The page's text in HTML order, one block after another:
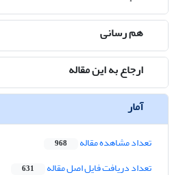
هم رسانی
ارجاع به این مقاله
آمار
تعداد مشاهده مقاله 968
تعداد دریافت فایل اصل مقاله 631